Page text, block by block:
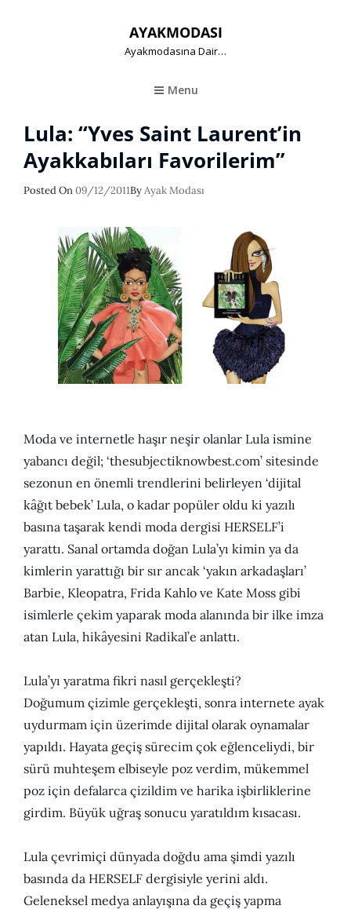
AYAKMODASI
Ayakmodasına Dair…
Menu
Lula: “Yves Saint Laurent’in
Ayakkabıları Favorilerim”
Posted OnPosted
09/12/2011ByAyak Modası
Moda ve internetle haşır neşir olanlar Lula ismine
yabancı değil; ‘thesubjectiknowbest.com’ sitesinde
sezonun en önemli trendlerini belirleyen ‘dijital
kâğıt bebek’ Lula, o kadar popüler oldu ki yazılı
basına taşarak kendi moda dergisi HERSELF’i
yarattı. Sanal ortamda doğan Lula’yı kimin ya da
kimlerin yarattığı bir sır ancak ‘yakın arkadaşları’
Barbie, Kleopatra, Frida Kahlo ve Kate Moss gibi
isimlerle çekim yaparak moda alanında bir ilke imza
atan Lula, hikâyesini Radikal’e anlattı.
Lula’yı yaratma fikri nasıl gerçekleşti?
Doğumum çizimle gerçekleşti, sonra internete ayak
uydurmam için üzerimde dijital olarak oynamalar
yapıldı. Hayata geçiş sürecim çok eğlenceliydi, bir
sürü muhteşem elbiseyle poz verdim, mükemmel
poz için defalarca çizildim ve harika işbirliklerine
girdim. Büyük uğraş sonucu yaratıldım kısacası.
Lula çevrimiçi dünyada doğdu ama şimdi yazılı
basında da HERSELF dergisiyle yerini aldı.
Geleneksel medya anlayışına da geçiş yapma